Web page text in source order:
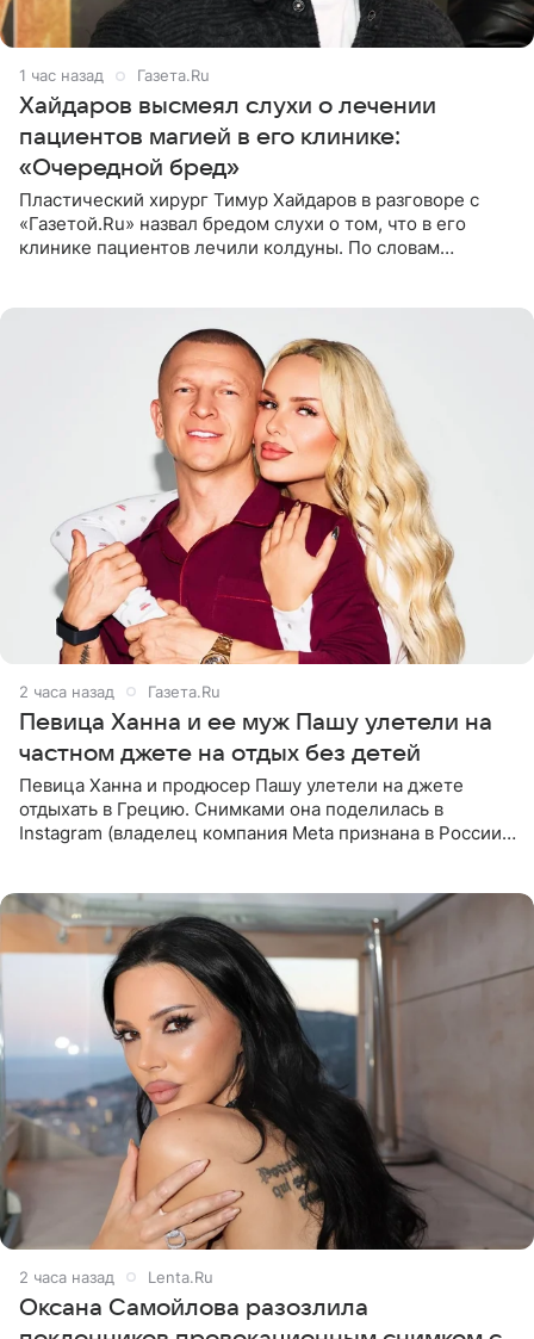
1 час назад Газета.Ru
Хайдаров высмеял слухи о лечении
пациентов магией в его клинике:
«Очередной бред»
Пластический хирург Тимур Хайдаров в разговоре с
«Газетой.Ru» назвал бредом слухи о том, что в его
клинике пациентов лечили колдуны. По словам
2 часа назад Газета.Ru
Певица Ханна и ее муж Пашу улетели на
частном джете на отдых без детей
Певица Ханна и продюсер Пашу улетели на джете
отдыхать в Грецию. Снимками она поделилась в
Instagram (владелец компания Meta признана в России
2 часа назад Lenta.Ru
Оксана Самойлова разозлила